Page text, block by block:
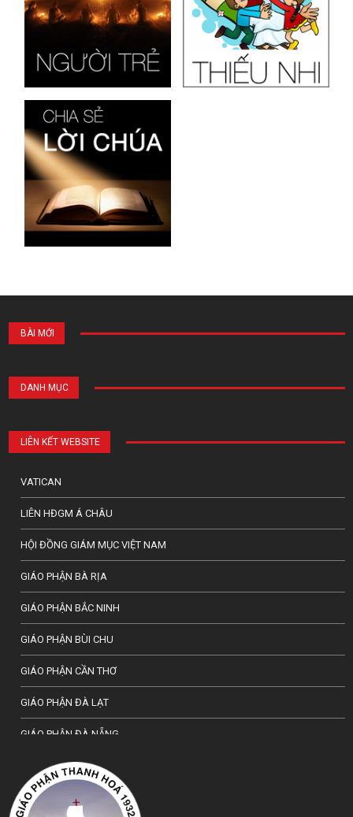
BÀI MỚI
DANH MỤC
LIÊN KẾT WEBSITE
VATICAN
LIÊN HĐGM Á CHÂU
HỘI ĐỒNG GIÁM MỤC VIỆT NAM
GIÁO PHẬN BÀ RỊA
GIÁO PHẬN BẮC NINH
GIÁO PHẬN BÙI CHU
GIÁO PHẬN CẦN THƠ
GIÁO PHẬN ĐÀ LẠT
GIÁO PHẬN ĐÀ NẴNG
TỔNG GIÁO PHẬN HÀ NỘI
GIÁO PHẬN HẢI PHÒNG